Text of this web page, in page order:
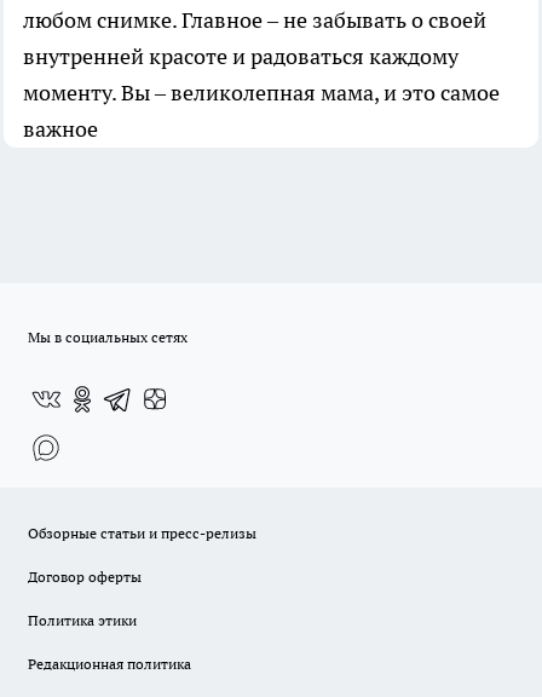
любом снимке. Главное – не забывать о своей
внутренней красоте и радоваться каждому
моменту. Вы – великолепная мама, и это самое
важное
Мы в социальных сетях
Обзорные статьи и пресс-релизы
Договор оферты
Политика этики
Редакционная политика